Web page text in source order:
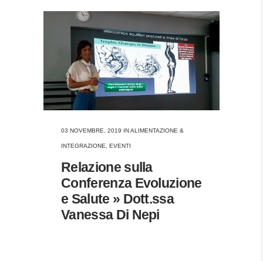
03 NOVEMBRE, 2019 INALIMENTAZIONE &
INTEGRAZIONE, EVENTI
Relazione sulla
Conferenza Evoluzione
e Salute » Dott.ssa
Vanessa Di Nepi